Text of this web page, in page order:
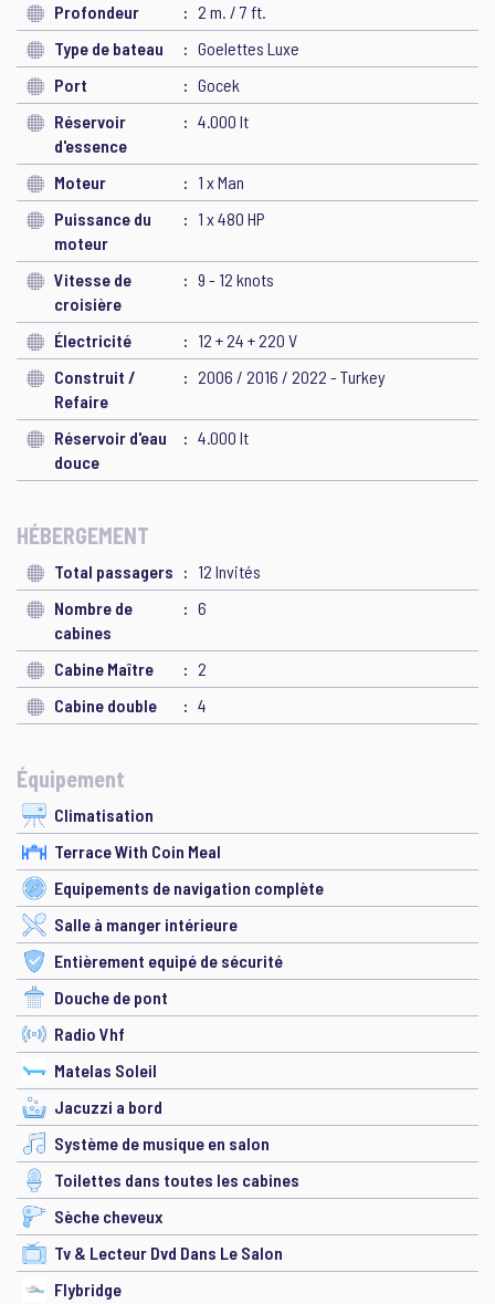
Profondeur
2 m. / 7 ft.
Type de bateau
Goelettes Luxe
Port
Gocek
Réservoir
d'essence
4.000 lt
Moteur
1 x Man
Puissance du
moteur
1 x 480 HP
Vitesse de
croisière
9 - 12 knots
Électricité
12 + 24 + 220 V
Construit /
Refaire
2006 / 2016 / 2022 - Turkey
Réservoir d'eau
douce
4.000 lt
HÉBERGEMENT
Total passagers
12 Invités
Nombre de
cabines
6
Cabine Maître
2
Cabine double
4
Équipement
Climatisation
Terrace With Coin Meal
Equipements de navigation complète
Salle à manger intérieure
Entièrement equipé de sécurité
Douche de pont
Radio Vhf
Matelas Soleil
Jacuzzi a bord
Système de musique en salon
Toilettes dans toutes les cabines
Sèche cheveux
Tv & Lecteur Dvd Dans Le Salon
Flybridge